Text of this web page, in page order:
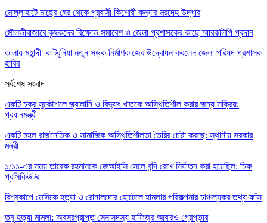
মোল্লাহাটে মাছের ঘের থেকে প্রবাসী কিশোরী কন্যার মরদেহ উদ্ধার
মৌলভীবাজারে কৃষকদের বিক্ষোভ সমাবেশ ও জেলা প্রশাসকের কাছে স্মারকলিপি প্রদান
তালায় মহান্দী–কাটবুনিয়া নতুন সড়ক নির্মাণকাজের উদ্বোধন করলেন জেলা পরিষদ প্রশাসক
হাবিব
সর্বশেষ সংবাদ
একটি চক্র সুকৌশলে জ্বালানি ও বিদ্যুৎ খাতকে অস্থিতিশীল করার জন্য সক্রিয়:
প্রধানমন্ত্রী
একটি মহল রাজনৈতিক ও সামাজিক অস্থিতিশীলতা তৈরির চেষ্টা করছে: স্থানীয় সরকার
মন্ত্রী
১/১১-এর সময় তারেক রহমানকে জেআইসি সেলে বন্দি রেখে নির্যাতন করা হয়েছিল: চিফ
প্রসিকিউটর
বিশ্বকাপে মেসিকে হত্যা ও রোনালদোর হোটেলে হামলার পরিকল্পনার চাঞ্চল্যকর তথ্য ফাঁস
তনু হত্যা মামলা: অবসরপ্রাপ্ত সেনাসদস্য হাফিজুর আবারও গ্রেপ্তার